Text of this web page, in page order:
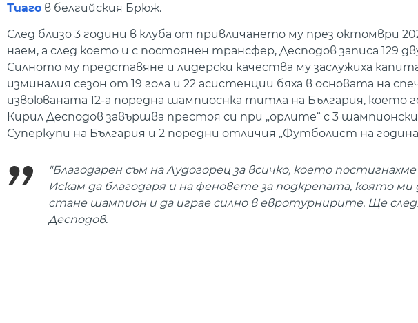
Тиаго в белгийския Брюж.
След близо 3 години в клуба от привличането му през октомври
наем, а след което и с постоянен трансфер, Десподов записа 129
Силното му представяне и лидерски качества му заслужиха
изминалия сезон от 19 гола и 22 асистенции бяха в основата на
извоюваната 12-а поредна шампиоснка титла на България, което
Кирил Десподов завършва престоя си при „орлите“ с 3
Суперкупи на България и 2 поредни отличия „Футболист на
"Благодарен съм на Лудогорец за всичко, което
Искам да благодаря и на феновете за подкрепата, която ми
стане шампион и да играе силно в евротурнирите. Ще
Десподов.